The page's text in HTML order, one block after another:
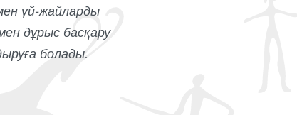
үй-жайларды
дұрыс басқару
болады.